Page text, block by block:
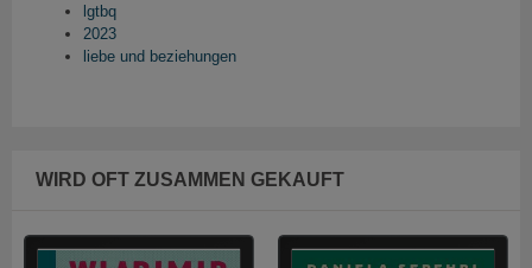
lgtbq
2023
liebe und beziehungen
WIRD OFT ZUSAMMEN GEKAUFT